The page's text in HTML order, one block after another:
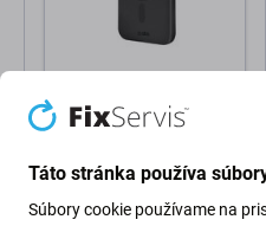
SBS - Puzdro Instinct
Mag kompatibilné s
čierna
Skladom
Táto stránka používa
Súbory cookie používame na